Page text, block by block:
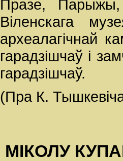
Празе, Парыжы,
Віленскага
археалагічнай
гарадзішчаў і
гарадзішчаў.
(Пра К.
МІКОЛУ